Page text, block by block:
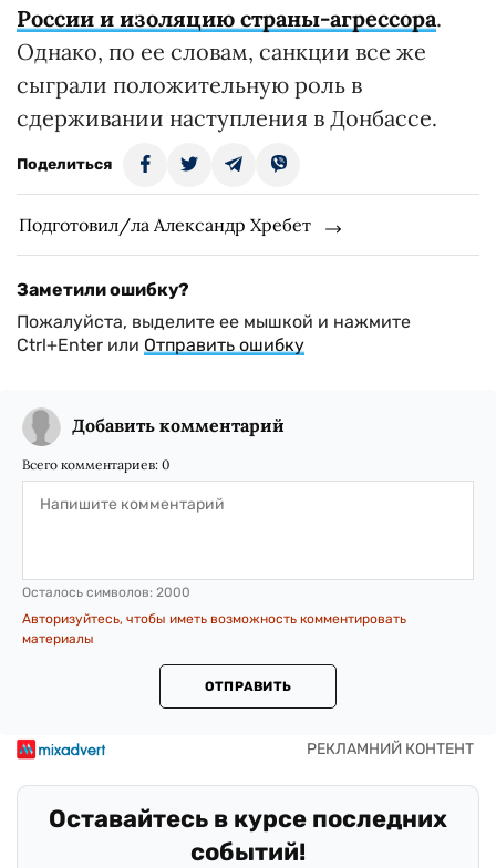
России и изоляцию страны-агрессора.
Однако, по ее словам, санкции все же
сыграли положительную роль в
сдерживании наступления в Донбассе.
Поделиться
Подготовил/ла Александр Хребет
Заметили ошибку?
Пожалуйста, выделите ее мышкой и нажмите
Ctrl+Enter или Отправить ошибку
Добавить комментарий
Всего комментариев: 0
Осталось символов: 2000
Авторизуйтесь, чтобы иметь возможность комментировать
материалы
ОТПРАВИТЬ
Оставайтесь в курсе последних
событий!